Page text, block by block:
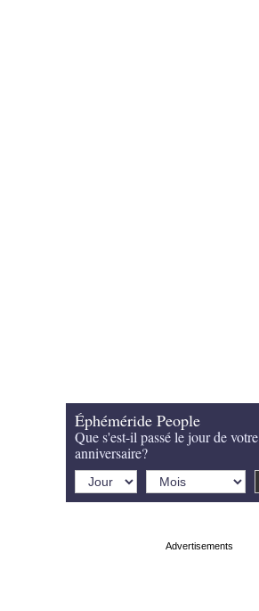
Éphéméride People
Que s'est-il passé le jour de votre
anniversaire?